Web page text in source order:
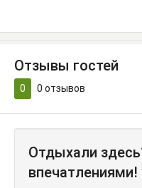
Отзывы гостей
0 0 отзывов
Отдыхали
впечатлениями!